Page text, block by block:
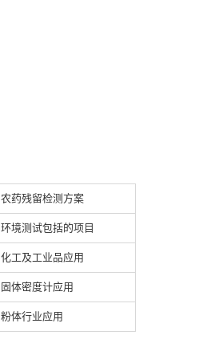
农药残留检测方案
环境测试包括的项目
化工及工业品应用
固体密度计应用
粉体行业应用